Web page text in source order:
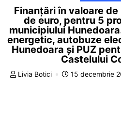
Finanţări în valoare
de euro, pentru 5
municipiului
energetic, autobuze
Hunedoara și PUZ
Castelului
Livia Botici 15 decembrie